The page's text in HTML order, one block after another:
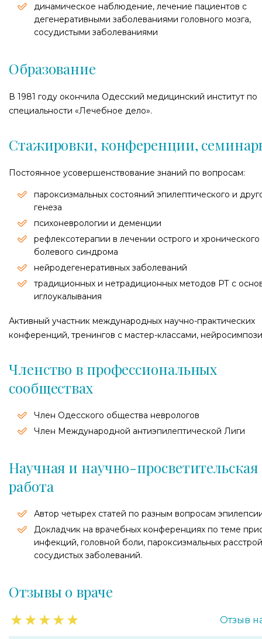
динамическое наблюдение, лечение пациентов с
дегенеративными заболеваниями головного мозга,
сосудистыми заболеваниями
Образование
В 1981 году окончила Одесский медицинский институт по
специальности «Лечебное дело».
Стажировки, конференции,
Постоянное усовершенствование знаний по вопросам:
пароксизмальных состояний эпилептического и
генеза
психоневрологии и деменции
рефлексотерапии в лечении острого и хронического
болевого синдрома
нейродегенеративных заболеваний
традиционных и нетрадиционных методов РТ с
иглоукалывания
Активный участник международных научно-практических
конференций, тренингов с мастер-классами,
Членство в профессиональных
сообществах
Член Одесского общества неврологов
Член Международной антиэпилептической Лиги
Научная и научно-просветительская
работа
Автор четырех статей по разным вопросам
Докладчик на врачебных конференциях по теме
инфекций, головной боли, пароксизмальных
сосудистых заболеваний.
Отзывы о враче
★★★★★ Отзыв